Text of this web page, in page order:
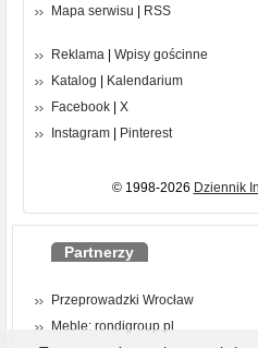
Mapa serwisu
RSS
Reklama
Wpisy gościnne
Katalog
Kalendarium
Facebook
X
Instagram
Pinterest
© 1998-2026 Dziennik
Partnerzy
Przeprowadzki Wrocław
Meble: rondigroup.pl